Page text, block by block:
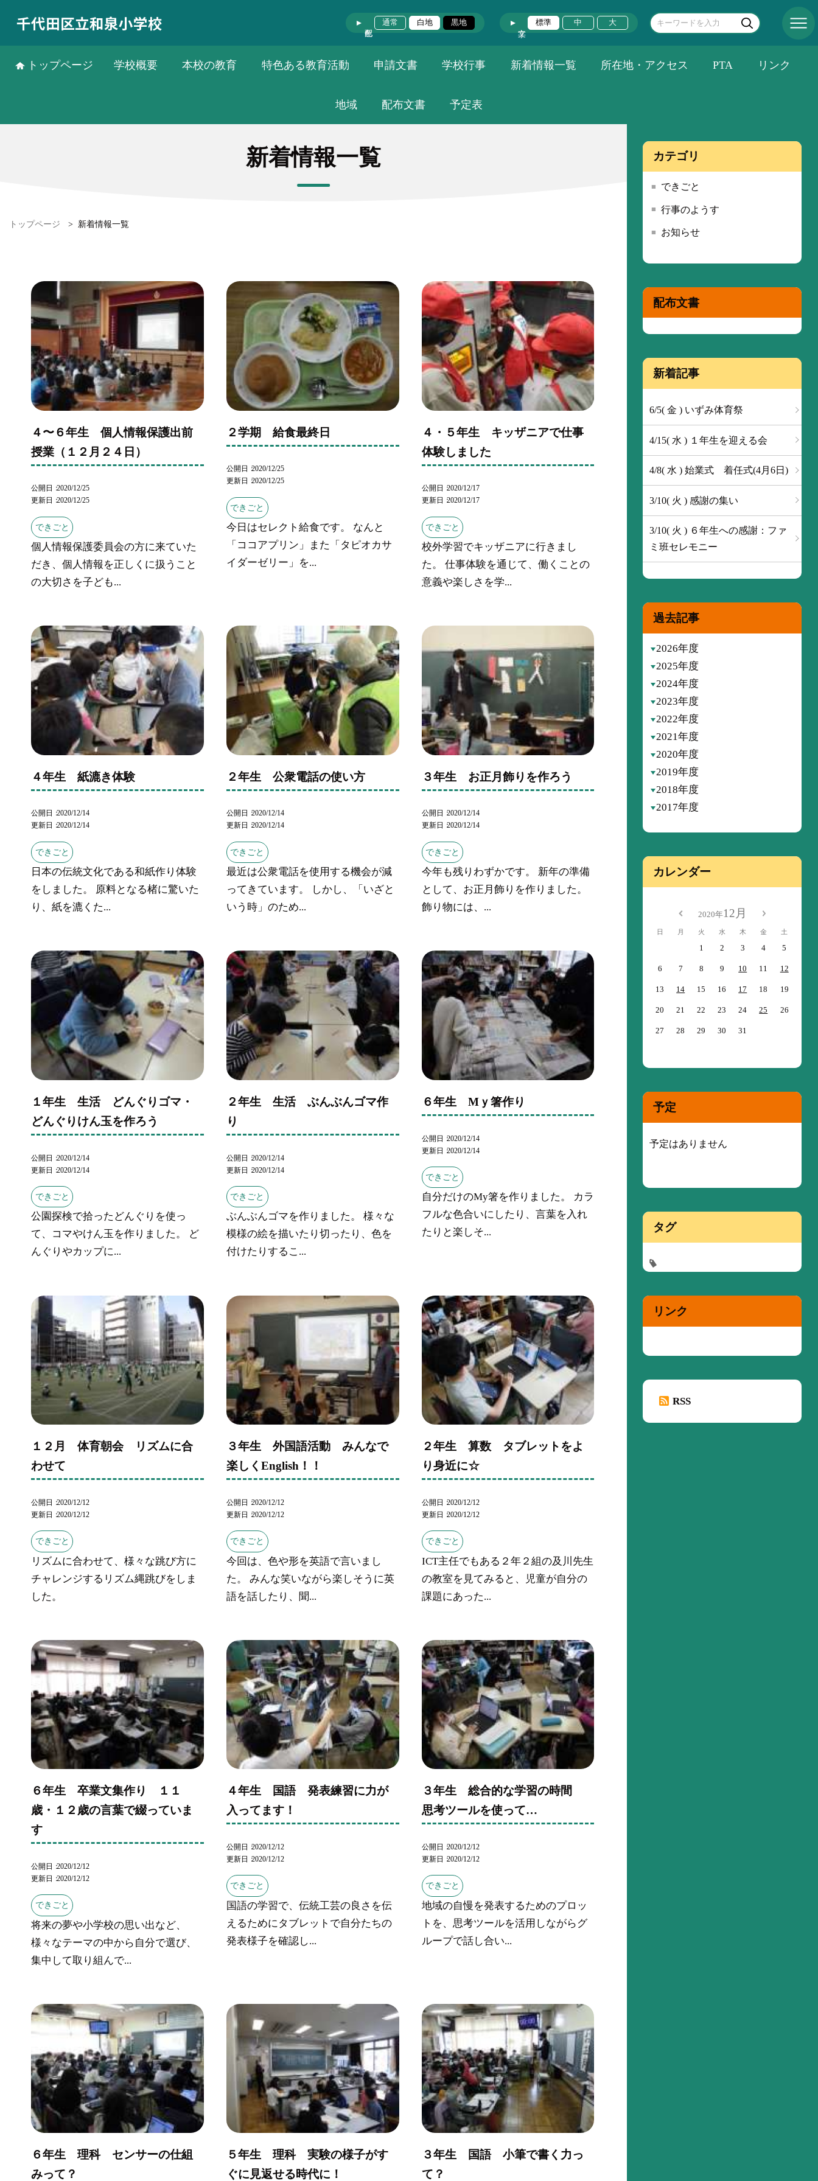
千代田区立和泉小学校 通常 白地 黒地 標準 中 大
トップページ 学校概要 本校の教育 特色ある教育活動 申請文書 学校行事 新着情報一覧 所在地・アクセス PTA リンク
地域 配布文書 予定表
新着情報一覧
トップページ > 新着情報一覧
４〜６年生 個人情報保護出前
授業（１２月２４日）
公開日
2020/12/25
更新日
2020/12/25
できごと
個人情報保護委員会の方に来ていた
だき、個人情報を正しくに扱うこと
の大切さを子ども...
２学期 給食最終日
公開日
2020/12/25
更新日
2020/12/25
できごと
今日はセレクト給食です。 なんと
「ココアプリン」また「タピオカサ
イダーゼリー」を...
４・５年生 キッザニアで仕事
体験しました
公開日 2020/12/17
更新日 2020/12/17
できごと
校外学習でキッザニアに行きまし
た。 仕事体験を通じて、働くことの
意義や楽しさを学...
４年生 紙漉き体験
公開日
2020/12/14
更新日
2020/12/14
できごと
日本の伝統文化である和紙作り体験
をしました。 原料となる楮に驚いた
り、紙を漉くた...
２年生 公衆電話の使い方
公開日
2020/12/14
更新日
2020/12/14
できごと
最近は公衆電話を使用する機会が減
ってきています。 しかし、「いざと
いう時」のため...
３年生 お正月飾りを作ろう
公開日 2020/12/14
更新日 2020/12/14
できごと
今年も残りわずかです。 新年の準備
として、お正月飾りを作りました。
飾り物には、...
１年生 生活 どんぐりゴマ・
どんぐりけん玉を作ろう
公開日 2020/12/14
更新日 2020/12/14
できごと
公園探検で拾ったどんぐりを使っ
て、コマやけん玉を作りました。 ど
んぐりやカップに...
２年生 生活 ぶんぶんゴマ作
り
公開日 2020/12/14
更新日 2020/12/14
できごと
ぶんぶんゴマを作りました。 様々な
模様の絵を描いたり切ったり、色を
付けたりするこ...
６年生 Mｙ箸作り
公開日 2020/12/14
更新日 2020/12/14
できごと
自分だけのMy箸を作りました。 カラ
フルな色合いにしたり、言葉を入れ
たりと楽しそ...
１２月 体育朝会 リズムに合
わせて
公開日 2020/12/12
更新日 2020/12/12
できごと
リズムに合わせて、様々な跳び方に
チャレンジするリズム縄跳びをしま
した。
３年生 外国語活動 みんなで
楽しくEnglish！！
公開日 2020/12/12
更新日 2020/12/12
できごと
今回は、色や形を英語で言いまし
た。 みんな笑いながら楽しそうに英
語を話したり、聞...
２年生 算数 タブレットをよ
り身近に☆
公開日 2020/12/12
更新日 2020/12/12
できごと
ICT主任でもある２年２組の及川先生
の教室を見てみると、児童が自分の
課題にあった...
６年生 卒業文集作り １１
歳・１２歳の言葉で綴っていま
す
公開日 2020/12/12
更新日 2020/12/12
できごと
将来の夢や小学校の思い出など、
様々なテーマの中から自分で選び、
集中して取り組んで...
４年生 国語 発表練習に力が
入ってます！
公開日 2020/12/12
更新日 2020/12/12
できごと
国語の学習で、伝統工芸の良さを伝
えるためにタブレットで自分たちの
発表様子を確認し...
３年生 総合的な学習の時間
思考ツールを使って…
公開日 2020/12/12
更新日 2020/12/12
できごと
地域の自慢を発表するためのプロッ
トを、思考ツールを活用しながらグ
ループで話し合い...
６年生 理科 センサーの仕組
みって？
５年生 理科 実験の様子がす
ぐに見返せる時代に！
３年生 国語 小筆で書く力っ
て？
カテゴリ
できごと
行事のようす
お知らせ
配布文書
新着記事
6/5( 金 ) いずみ体育祭
4/15( 水 ) １年生を迎える会
4/8( 水 ) 始業式 着任式(4月6日)
3/10( 火 ) 感謝の集い
3/10( 火 ) ６年生への感謝：ファ
ミ班セレモニー
過去記事
2026年度
2025年度
2024年度
2023年度
2022年度
2021年度
2020年度
2019年度
2018年度
2017年度
カレンダー
2020年12月
日 月 火 水 木 金 土
1 2 3 4 5
6 7 8 9 10 11 12
13 14 15 16 17 18 19
20 21 22 23 24 25 26
27 28 29 30 31
予定
予定はありません
タグ
リンク
RSS